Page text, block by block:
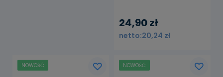
24,90 zł
20,24 zł
NOWOŚĆ NOWOŚĆ